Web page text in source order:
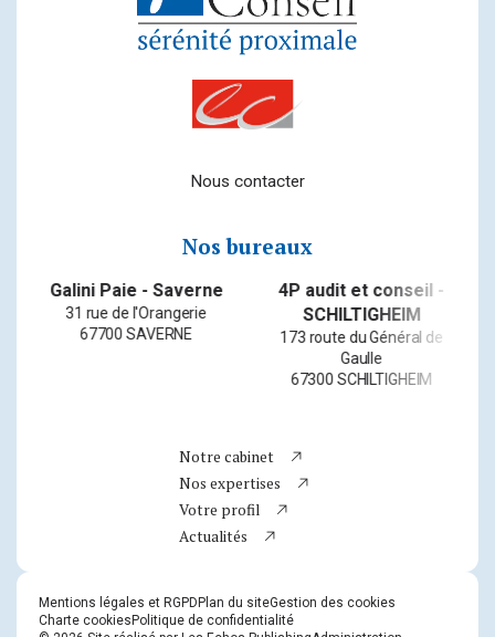
Nous contacter
Nos bureaux
Galini Paie - Saverne
31 rue de l'Orangerie
67700 SAVERNE
4P audit et conseil -
SCHILTIGHEIM
173 route du Général de
Gaulle
67300 SCHILTIGHEIM
Notre cabinet
Nos expertises
Votre profil
Actualités
Mentions légales et RGPD Plan du siteGestion des cookies
Charte cookies Politique de confidentialité